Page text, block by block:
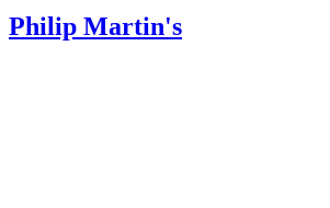
Philip Martin's